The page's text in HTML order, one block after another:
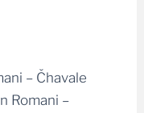
– Čhavale
Romani –